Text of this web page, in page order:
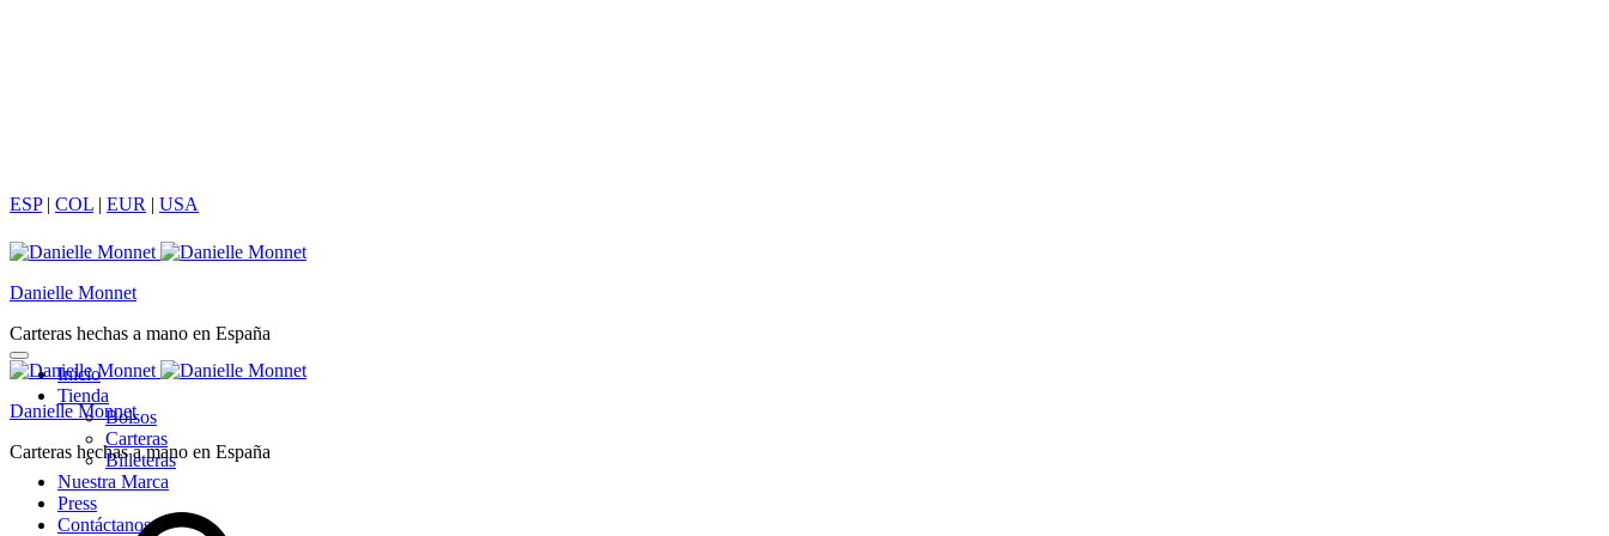
ESP| COL | EUR | USA
Danielle Monnet
Carteras hechas a mano en España
Inicio
Tienda
Bolsos
Carteras
Billeteras
Nuestra Marca
Press
Contáctanos
Danielle Monnet
Carteras hechas a mano en España